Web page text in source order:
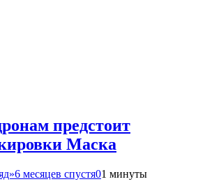
предстоит
Маска
6 месяцев спустя01 минуты